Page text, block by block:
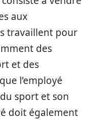
aux
travaillent pour
des
et des
l’employé
sport et son
doit également